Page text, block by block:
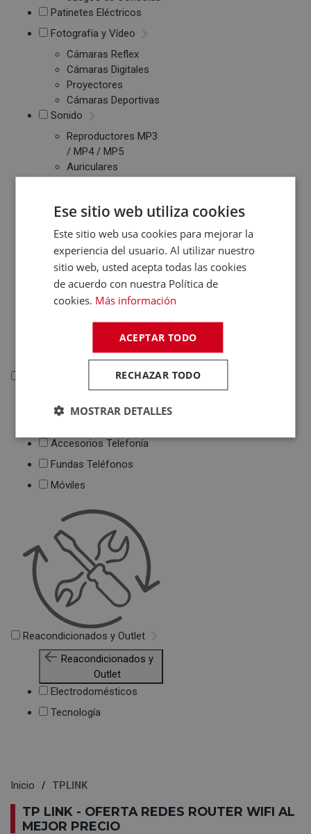
Patinetes Eléctricos
Fotografía y Vídeo
Cámaras Reflex
Cámaras Digitales
Proyectores
Cámaras Deportivas
Sonido
Reproductores MP3
/ MP4 / MP5
Auriculares
Despertadores
Barras de Sonido
Inalambricos
Equipos de Música
Relojes y Pulseras
Telefonía
Accesorios Telefonía
Fundas Teléfonos
Móviles
Reacondicionados y Outlet
Reacondicionados y
Outlet
Electrodomésticos
Tecnología
Inicio TPLINK
TP LINK - OFERTA REDES ROUTER WIFI AL
MEJOR PRECIO
Ese sitio web utiliza cookies
Este sitio web usa cookies para mejorar la
experiencia del usuario. Al utilizar nuestro
sitio web, usted acepta todas las cookies
de acuerdo con nuestra Política de
cookies. Más información
ACEPTAR TODO
RECHAZAR TODO
MOSTRAR DETALLES